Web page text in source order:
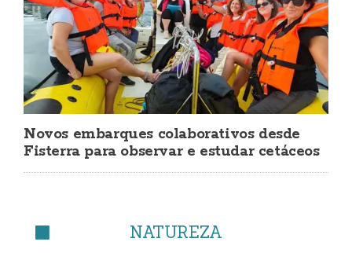
Novos embarques colaborativos desde
Fisterra para observar e estudar cetáceos
NATUREZA